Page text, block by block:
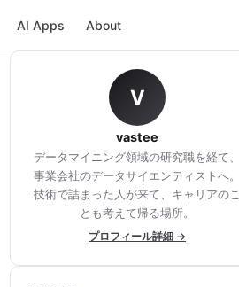
AI Apps About
V
vastee
データマイニング領域の研究職を経て、
事業会社のデータサイエンティストへ。
技術で詰まった人が来て、キャリアのこ
とも考えて帰る場所。
プロフィール詳細 →